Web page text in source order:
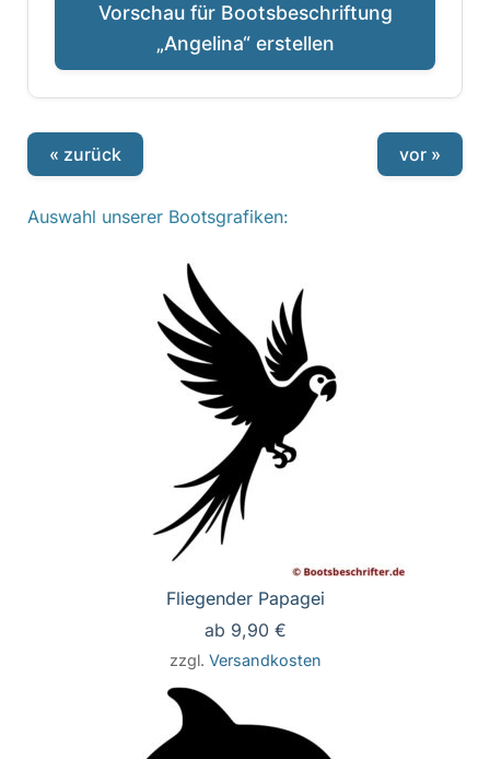
Vorschau für Bootsbeschriftung
„Angelina“ erstellen
« zurück vor »
Auswahl unserer Bootsgrafiken:
Fliegender Papagei
ab 9,90 €
zzgl. Versandkosten